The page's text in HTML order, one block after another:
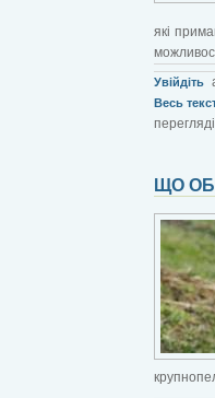
які
Увійдіть
Весь
ЩО